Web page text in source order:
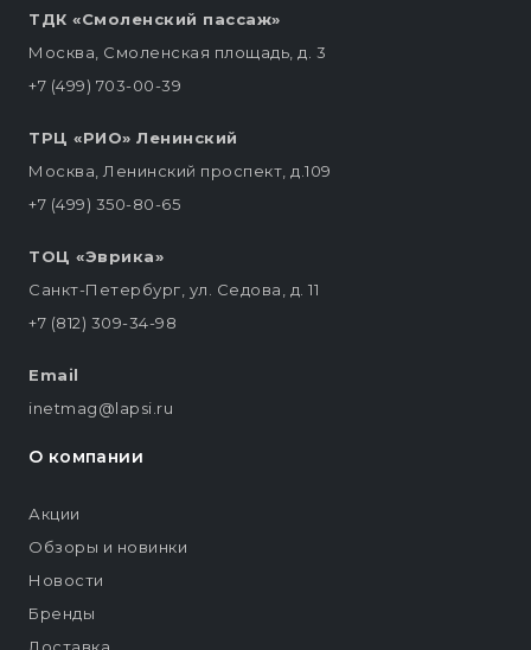
ТДК «Смоленский пассаж»
Москва, Смоленская площадь, д. 3
+7 (499) 703-00-39
ТРЦ «РИО» Ленинский
Москва, Ленинский проспект, д.109
+7 (499) 350-80-65
ТОЦ «Эврика»
Санкт-Петербург, ул. Седова, д. 11
+7 (812) 309-34-98
Email
inetmag@lapsi.ru
О компании
Акции
Обзоры и новинки
Новости
Бренды
Доставка